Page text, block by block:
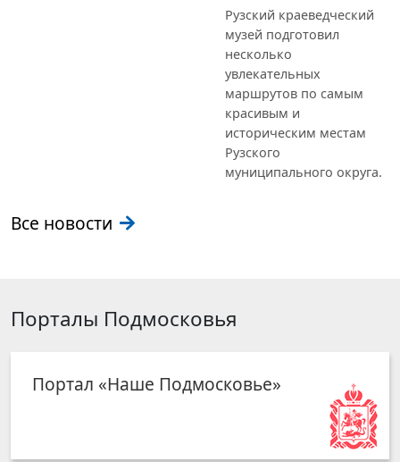
Рузский краеведческий
музей подготовил
несколько
увлекательных
маршрутов по самым
красивым и
историческим местам
Рузского
муниципального округа.
Все новости
Порталы Подмосковья
Портал «Наше Подмосковье»